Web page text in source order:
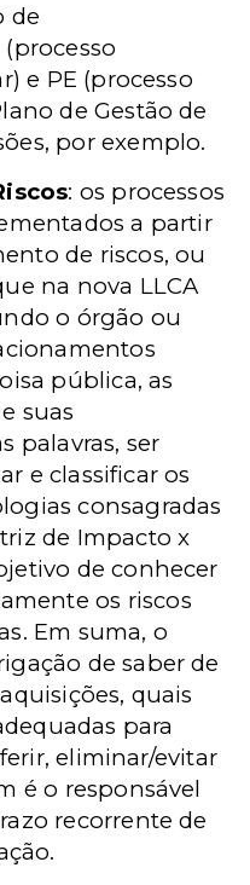
de
e PE (processo
de Gestão de
por exemplo.
: os processos
a partir
de riscos, ou
na nova LLCA
o órgão ou
pública, as
suas
palavras, ser
e classificar os
consagradas
de Impacto x
de conhecer
os riscos
Em suma, o
de saber de
quais
para
eliminar/evitar
é o responsável
recorrente de